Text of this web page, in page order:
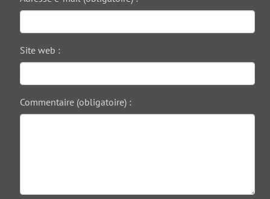
Site web :
Commentaire (obligatoire) :